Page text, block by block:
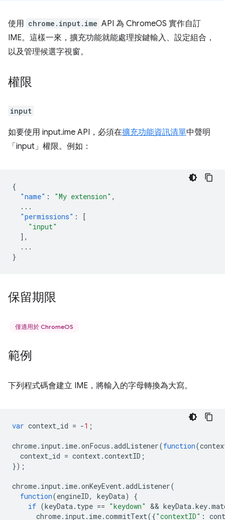
使用 chrome.input.ime API 為 ChromeOS 實作自訂
IME。這樣一來，擴充功能就能處理按鍵輸入、設定組合，
以及管理候選字視窗。
權限
input
如要使用 input.ime API，必須在擴充功能資訊清單中聲明
「input」權限。例如：
{
"name" : "My extension" ,
...
"permissions" :
[
"input"
],
...
}
保留期限
僅適用於 ChromeOS
範例
下列程式碼會建立 IME，將輸入的字母轉換為大寫。
var context_id = -1 ;
chrome. input. ime.onFocus .addListener(function(
context_id = context.contextID ;
});
chrome. input. ime.onKeyEvent.addListener(
function(engineID, keyData)
{
if (keyData. type == "keydown" && keyData.key.
chrome. input. ime.commitText({"contextID" :